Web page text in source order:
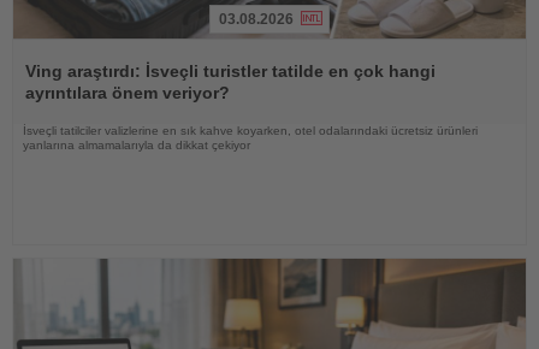
Oku
03.08.2026
Ving araştırdı: İsveçli turistler tatilde en çok hangi
ayrıntılara önem veriyor?
İsveçli tatilciler valizlerine en sık kahve koyarken, otel odalarındaki ücretsiz ürünleri
yanlarına almamalarıyla da dikkat çekiyor